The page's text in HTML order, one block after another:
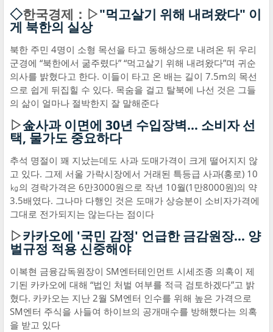
◇한국경제：▷"먹고살기 위해 내려왔다" 이
게 북한의 실상
북한 주민 4명이 소형 목선을 타고 동해상으로 내려온 뒤 우리
군경에 “북한에서 굶주렸다” “먹고살기 위해 내려왔다”며 귀순
의사를 밝혔다고 한다. 이들이 타고 온 배는 길이 7.5m의 목선
으로 쉽게 뒤집힐 수 있다. 목숨을 걸고 탈북에 나선 것은 그들
의 삶이 얼마나 절박한지 잘 말해준다
▷金사과 이면에 30년 수입장벽… 소비자 선
택, 물가도 중요하다
추석 명절이 꽤 지났는데도 사과 도매가격이 크게 떨어지지 않
고 있다. 그제 서울 가락시장에서 거래된 특등급 사과(홍로) 10
㎏의 경락가격은 6만3000원으로 작년 10월(1만8000원)의 약
3.5배였다. 그나마 다행인 것은 도매가 상승분이 소비자가격에
그대로 전가되지는 않는다는 점이다
▷카카오에 '국민 감정' 언급한 금감원장… 양
벌규정 적용 신중해야
이복현 금융감독원장이 SM엔터테인먼트 시세조종 의혹이 제
기된 카카오에 대해 “법인 처벌 여부를 적극 검토하겠다”고 밝
혔다. 카카오는 지난 2월 SM엔터 인수를 위해 높은 가격으로
SM엔터 주식을 사들여 하이브의 공개매수를 방해했다는 의혹
을 받고 있다